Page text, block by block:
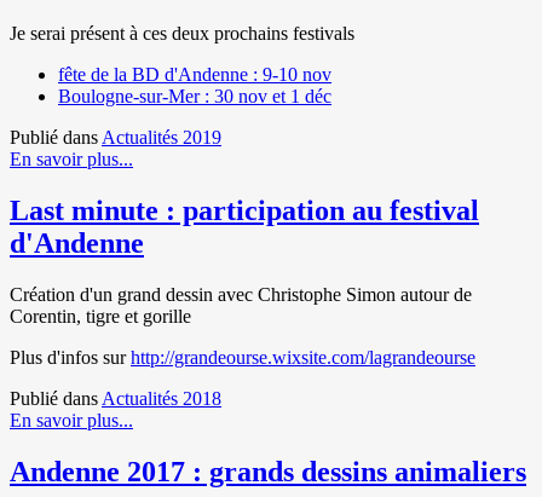
Je serai présent à ces deux prochains festivals
fête de la BD d'Andenne : 9-10 nov
Boulogne-sur-Mer : 30 nov et 1 déc
Publié dans Actualités 2019
En savoir plus...
Last minute : participation au festival
d'Andenne
Création d'un grand dessin avec Christophe Simon autour de
Corentin, tigre et gorille
Plus d'infos surhttp://grandeourse.wixsite.com/lagrandeourse
Publié dans Actualités 2018
En savoir plus...
Andenne 2017 : grands dessins animaliers